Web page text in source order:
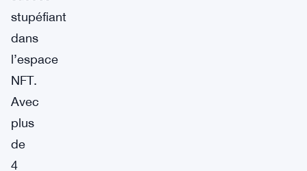
stupéfiant
dans
l’espace
NFT.
Avec
plus
de
4